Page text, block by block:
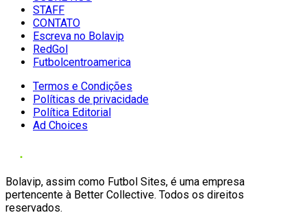
STAFF
CONTATO
Escreva no Bolavip
RedGol
Futbolcentroamerica
Termos e Condições
Políticas de privacidade
Política Editorial
Ad Choices
Bolavip, assim como Futbol Sites, é uma empresa
pertencente à Better Collective. Todos os direitos
reservados.